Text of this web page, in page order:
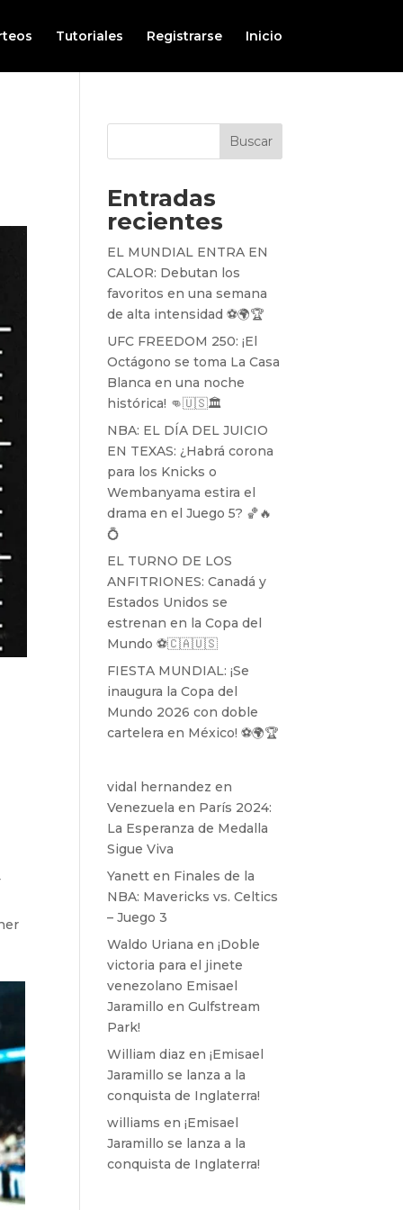
Tutoriales Registrarse Inicio
Buscar
Entradas
recientes
EL MUNDIAL ENTRA EN
CALOR: Debutan los
favoritos en una semana
de alta intensidad ⚽️🌍🏆
UFC FREEDOM 250: ¡El
Octágono se toma La Casa
Blanca en una noche
histórica! 👊🇺🇸🏛️
NBA: EL DÍA DEL JUICIO
EN TEXAS: ¿Habrá corona
para los Knicks o
Wembanyama estira el
drama en el Juego 5? 🏀🔥
💍
EL TURNO DE LOS
ANFITRIONES: Canadá y
Estados Unidos se
estrenan en la Copa del
Mundo ⚽️🇨🇦🇺🇸
FIESTA MUNDIAL: ¡Se
inaugura la Copa del
Mundo 2026 con doble
cartelera en México! ⚽️🌍🏆
vidal hernandez en
Venezuela en París 2024:
La Esperanza de Medalla
Sigue Viva
Yanett en Finales de la
NBA: Mavericks vs. Celtics
– Juego 3
Waldo Uriana en¡Doble
victoria para el jinete
venezolano Emisael
Jaramillo en Gulfstream
Park!
William diaz en¡Emisael
Jaramillo se lanza a la
conquista de Inglaterra!
williams en¡Emisael
Jaramillo se lanza a la
conquista de Inglaterra!